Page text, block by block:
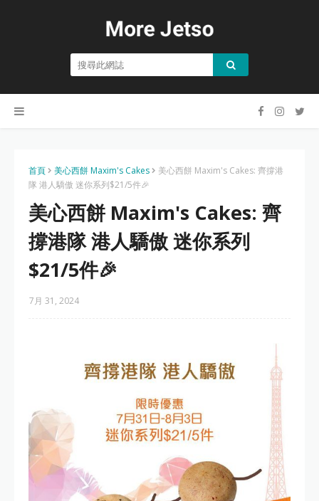
首頁 美心西餅 Maxim's Cakes
美心西餅 Maxim's Cakes: 齊撐港
隊 港人驕傲 迷你系列$21/5件🎉
美心西餅 Maxim's Cakes: 齊
撐港隊 港人驕傲 迷你系列
$21/5件🎉
7月 31, 2024